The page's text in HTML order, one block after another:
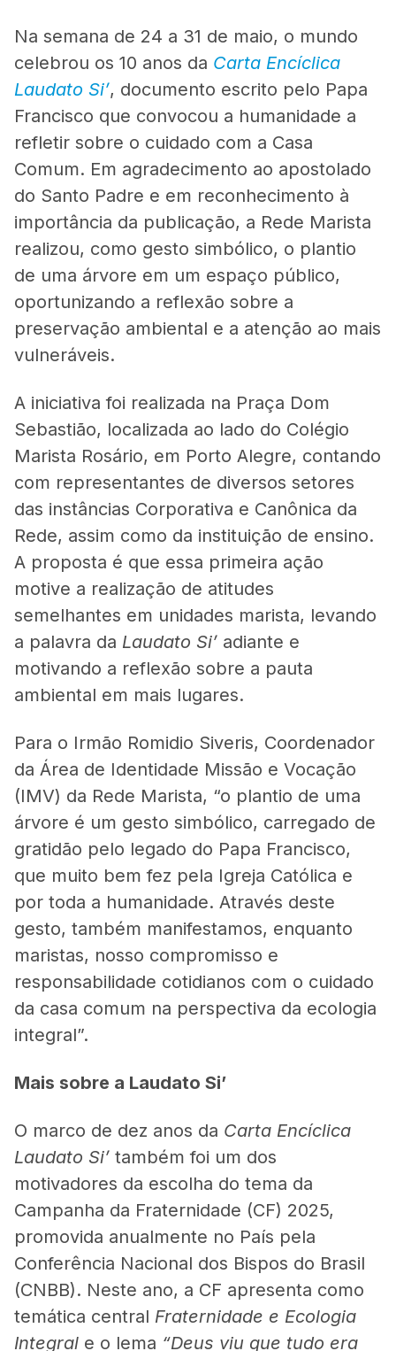
Na semana de 24 a 31 de maio, o mundo
celebrou os 10 anos da Carta Encíclica
Laudato Si’, documento escrito pelo Papa
Francisco que convocou a humanidade a
refletir sobre o cuidado com a Casa
Comum. Em agradecimento ao apostolado
do Santo Padre e em reconhecimento à
importância da publicação, a Rede Marista
realizou, como gesto simbólico, o plantio
de uma árvore em um espaço público,
oportunizando a reflexão sobre a
preservação ambiental e a atenção ao mais
vulneráveis.
A iniciativa foi realizada na Praça Dom
Sebastião, localizada ao lado do Colégio
Marista Rosário, em Porto Alegre, contando
com representantes de diversos setores
das instâncias Corporativa e Canônica da
Rede, assim como da instituição de ensino.
A proposta é que essa primeira ação
motive a realização de atitudes
semelhantes em unidades marista, levando
a palavra da Laudato Si’ adiante e
motivando a reflexão sobre a pauta
ambiental em mais lugares.
Para o Irmão Romidio Siveris, Coordenador
da Área de Identidade Missão e Vocação
(IMV) da Rede Marista, “o plantio de uma
árvore é um gesto simbólico, carregado de
gratidão pelo legado do Papa Francisco,
que muito bem fez pela Igreja Católica e
por toda a humanidade. Através deste
gesto, também manifestamos, enquanto
maristas, nosso compromisso e
responsabilidade cotidianos com o cuidado
da casa comum na perspectiva da ecologia
integral”.
Mais sobre a Laudato Si’
O marco de dez anos da Carta Encíclica
Laudato Si’ também foi um dos
motivadores da escolha do tema da
Campanha da Fraternidade (CF) 2025,
promovida anualmente no País pela
Conferência Nacional dos Bispos do Brasil
(CNBB). Neste ano, a CF apresenta como
temática central Fraternidade e Ecologia
Integral e o lema “Deus viu que tudo era